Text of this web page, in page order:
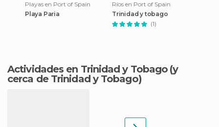
Playas en Port of Spain
Playa Paria
Ríos en Port of Spain
Trinidad y tobago
(1)
Actividades en Trinidad y Tobago (y
cerca de Trinidad y Tobago)